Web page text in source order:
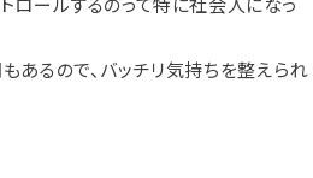
あるので、バッチリ気持ちを整えられ